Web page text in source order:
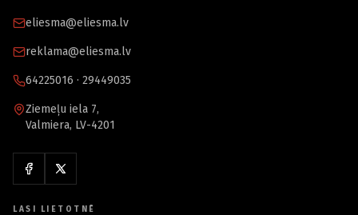
eliesma@eliesma.lv
reklama@eliesma.lv
64225016 · 29449035
Ziemeļu iela 7,
Valmiera, LV-4201
LASI LIETOTNĒ